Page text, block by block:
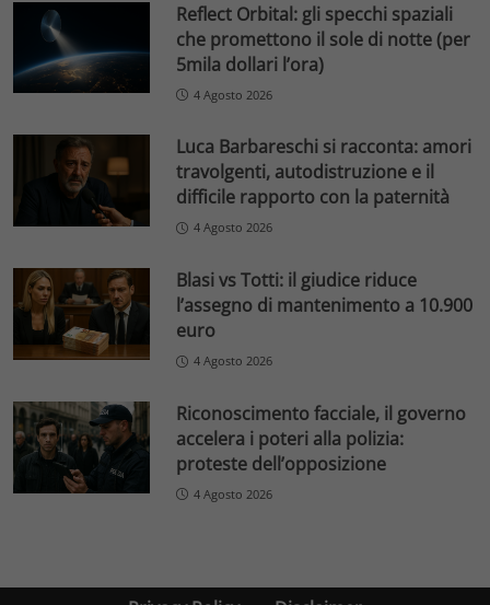
Reflect Orbital: gli specchi spaziali
che promettono il sole di notte (per
5mila dollari l’ora)
4 Agosto 2026
Luca Barbareschi si racconta: amori
travolgenti, autodistruzione e il
difficile rapporto con la paternità
4 Agosto 2026
Blasi vs Totti: il giudice riduce
l’assegno di mantenimento a 10.900
euro
4 Agosto 2026
Riconoscimento facciale, il governo
accelera i poteri alla polizia:
proteste dell’opposizione
4 Agosto 2026